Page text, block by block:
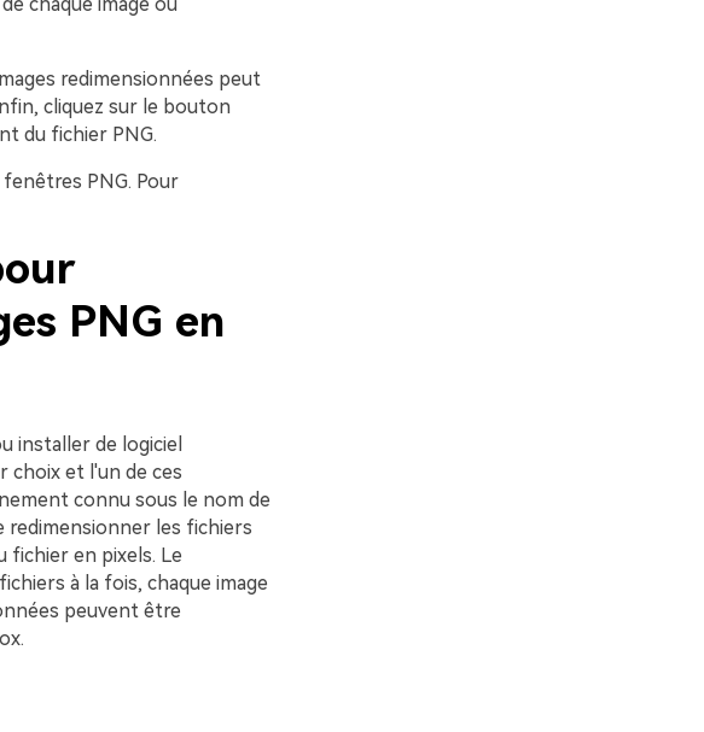
redimensionnées peut
cliquez sur le bouton
du fichier PNG.
PNG. Pour
PNG en
installer de logiciel
choix et l'un de ces
connu sous le nom de
redimensionner les fichiers
fichier en pixels. Le
à la fois, chaque image
peuvent être